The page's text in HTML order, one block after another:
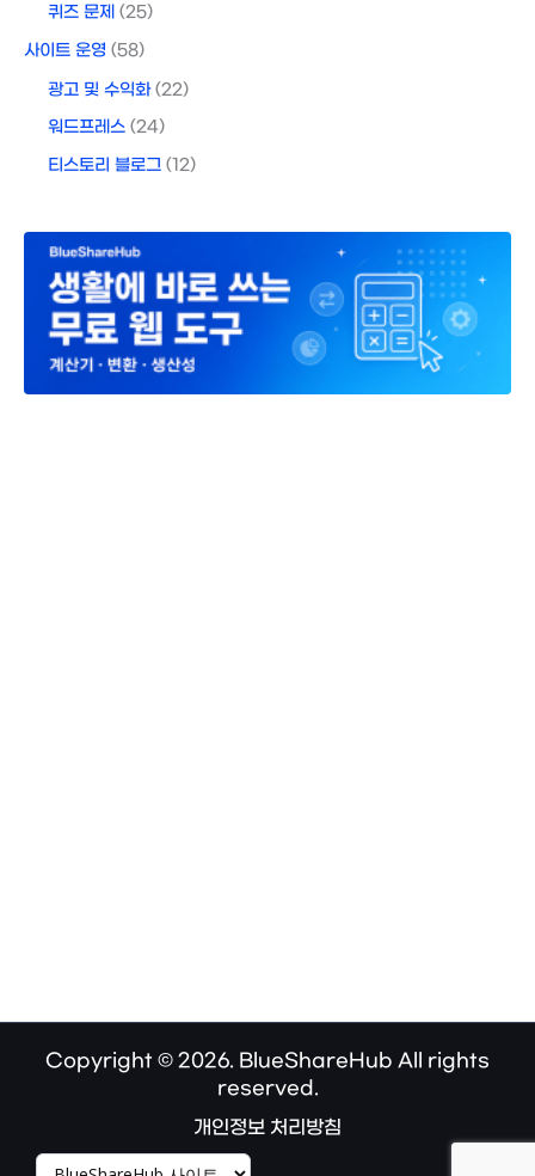
퀴즈 문제 (25)
사이트 운영 (58)
광고 및 수익화(22)
워드프레스 (24)
티스토리 블로그 (12)
Copyright © 2026. BlueShareHub All rights
reserved.
개인정보 처리방침